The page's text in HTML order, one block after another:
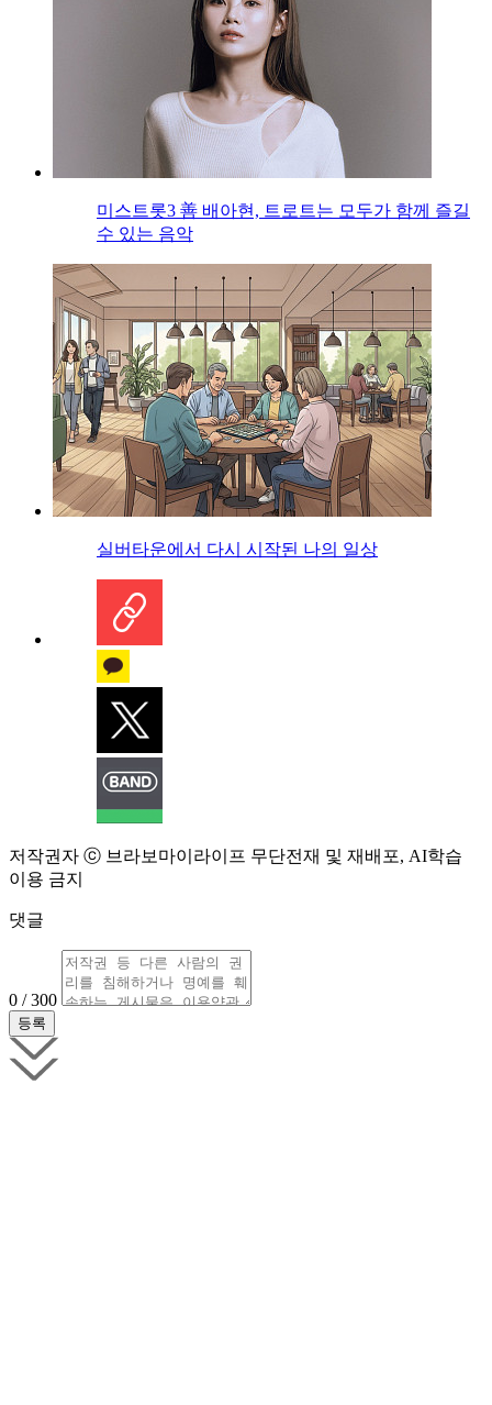
미스트롯3 善 배아현, 트로트는 모두가 함께 즐길
수 있는 음악
실버타운에서 다시 시작된 나의 일상
저작권자 ⓒ 브라보마이라이프 무단전재 및 재배포, AI학습
이용 금지
댓글
0 / 300